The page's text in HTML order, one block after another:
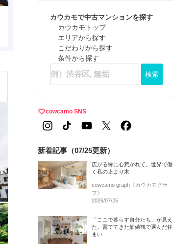
カウカモで中古マンションを探す
カウカモトップ
エリアから探す
こだわりから探す
条件から探す
検索
cowcamo SNS
新着記事（07/25更新）
広がる緑に心惹かれて。世界で働
く私の止まり木
cowcamo graph《カウカモグラ
フ》
2026/07/25
「ここで暮らす自分たち」が見え
た。育ててきた価値観で選んだ住
まい